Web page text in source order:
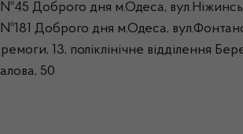
Доброго дня м.Одеса,
Доброго дня м.Одеса,
13, поліклінічне відділення
50